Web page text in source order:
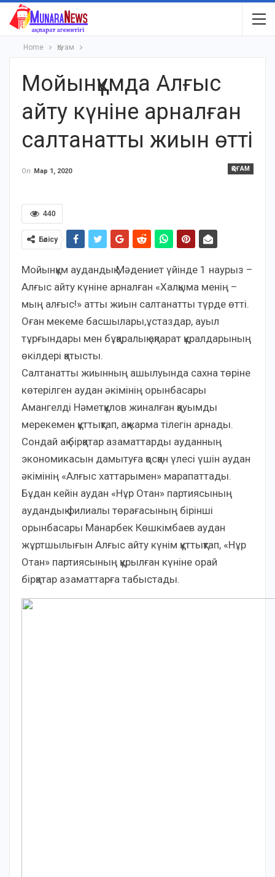
Home Қоғам
Мойынқұмда Алғыс
айту күніне арналған
салтанатты жиын өтті
ҚОҒАМ
On Мар 1, 2020
440
Бөлісу
Мойынқұм аудандық Мәдениет үйінде 1 наурыз –
Алғыс айту күніне арналған «Халқыма менің –
мың алғыс!» атты жиын салтанатты түрде өтті.
Оған мекеме басшылары,ұстаздар, ауыл
тұрғындары мен бұқаралық ақпарат құралдарының
өкілдері қатысты.
Салтанатты жиынның ашылуында сахна төріне
көтерілген аудан әкімінің орынбасары
Амангелді Нәметқұлов жиналған қауымды
мерекемен құттықтап, ақжарма тілегін арнады.
Сондай ақ бірқатар азаматтарды ауданның
экономикасын дамытуға қосқан үлесі үшін аудан
әкімінің «Алғыс хаттарымен» марапаттады.
Бұдан кейін аудан «Нұр Отан» партиясының
аудандық филиалы төрағасының бірінші
орынбасары Манарбек Көшкімбаев аудан
жұртшылығын Алғыс айту күнім құттықтап, «Нұр
Отан» партиясының құрылған күніне орай
бірқатар азаматтарға табыстады.